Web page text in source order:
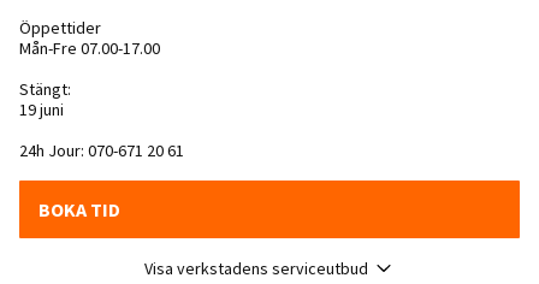
Öppettider
Mån-Fre 07.00-17.00
Stängt:
19 juni
24h Jour: 070-671 20 61
BOKA TID
Visa verkstadens serviceutbud